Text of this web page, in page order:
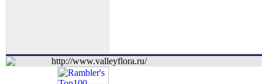
http://www.valleyflora.ru/